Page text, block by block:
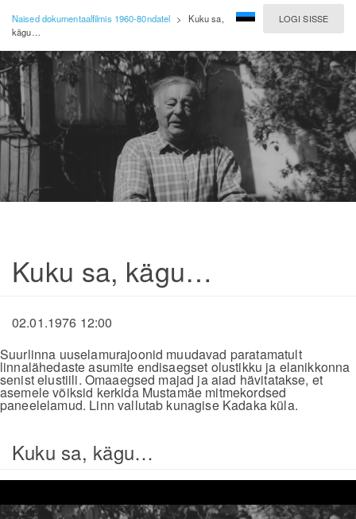
LOGI SISSE
Naised dokumentaalfilmis 1960-80ndatel >
Kuku sa,
kägu…
Kuku sa, kägu…
02.01.1976 12:00
Suurlinna uuselamurajoonid muudavad paratamatult
linnalähedaste asumite endisaegset olustikku ja elanikkonna
senist elustiili. Omaaegsed majad ja aiad hävitatakse, et
asemele võiksid kerkida Mustamäe mitmekordsed
paneelelamud. Linn vallutab kunagise Kadaka küla.
Kuku sa, kägu…